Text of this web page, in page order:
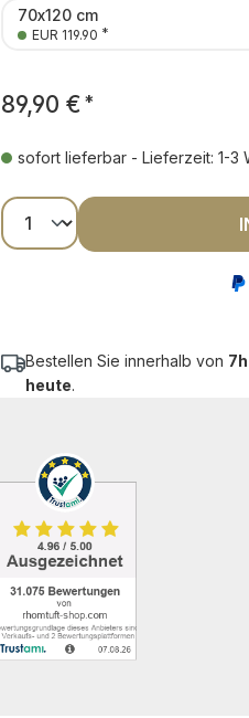
70x120 cm
EUR 119.90 *
89,90 € *
sofort lieferbar - Lieferzeit: 1-3
Produkt Anzahl:
Bestellen Sie innerhalb von
heute.